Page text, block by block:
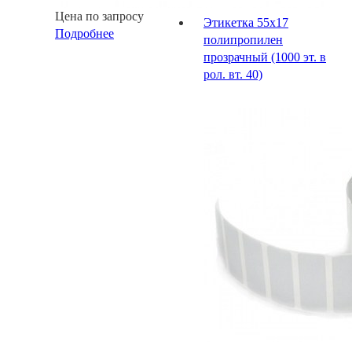
Цена по запросу
Подробнее
Этикетка 55х17
полипропилен
прозрачный (1000 эт. в
рол. вт. 40)